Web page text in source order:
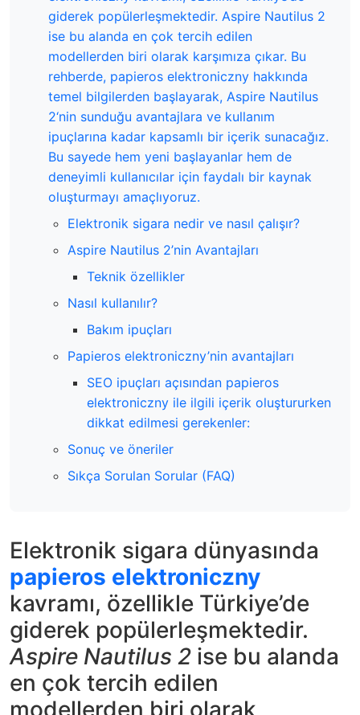
giderek popülerleşmektedir. Aspire Nautilus 2
ise bu alanda en çok tercih edilen
modellerden biri olarak karşımıza çıkar. Bu
rehberde, papieros elektroniczny hakkında
temel bilgilerden başlayarak, Aspire Nautilus
2‘nin sunduğu avantajlara ve kullanım
ipuçlarına kadar kapsamlı bir içerik sunacağız.
Bu sayede hem yeni başlayanlar hem de
deneyimli kullanıcılar için faydalı bir kaynak
oluşturmayı amaçlıyoruz.
Elektronik sigara nedir ve nasıl çalışır?
Aspire Nautilus 2’nin Avantajları
Teknik özellikler
Nasıl kullanılır?
Bakım ipuçları
Papieros elektroniczny’nin avantajları
SEO ipuçları açısından papieros
elektroniczny ile ilgili içerik oluştururken
dikkat edilmesi gerekenler:
Sonuç ve öneriler
Sıkça Sorulan Sorular (FAQ)
Elektronik sigara dünyasında
papieros elektroniczny
kavramı, özellikle Türkiye’de
giderek popülerleşmektedir.
Aspire Nautilus 2 ise bu alanda
en çok tercih edilen
modellerden biri olarak